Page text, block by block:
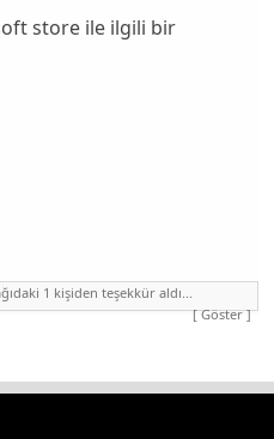
store ile ilgili bir
1 kişiden teşekkür aldı...
[ Göster ]